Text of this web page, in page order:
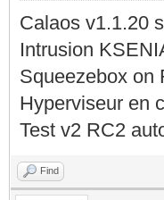
Calaos v1.1.20
Intrusion
Squeezebox on
Hyperviseur en
Test v2 RC2
Find